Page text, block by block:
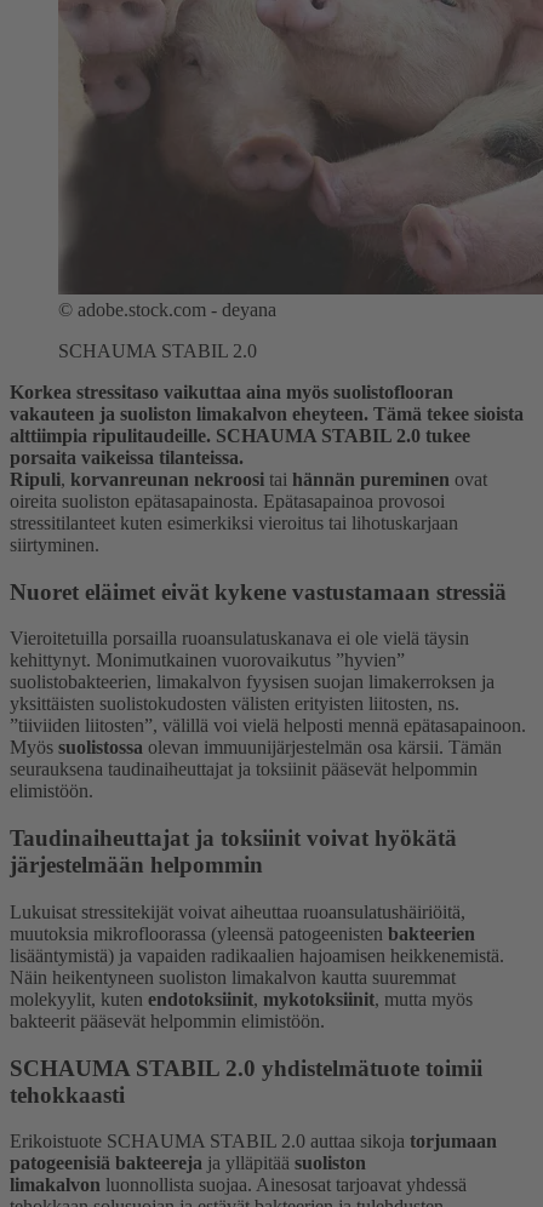
© adobe.stock.com - deyana
SCHAUMA STABIL 2.0
Korkea stressitaso vaikuttaa aina myös suolistoflooran
vakauteen ja suoliston limakalvon eheyteen. Tämä tekee sioista
alttiimpia ripulitaudeille. SCHAUMA STABIL 2.0 tukee
porsaita vaikeissa tilanteissa.
Ripuli, korvanreunan nekroosi tai hännän pureminen ovat
oireita suoliston epätasapainosta. Epätasapainoa provosoi
stressitilanteet kuten esimerkiksi vieroitus tai lihotuskarjaan
siirtyminen.
Nuoret eläimet eivät kykene vastustamaan stressiä
Vieroitetuilla porsailla ruoansulatuskanava ei ole vielä täysin
kehittynyt. Monimutkainen vuorovaikutus ”hyvien”
suolistobakteerien, limakalvon fyysisen suojan limakerroksen ja
yksittäisten suolistokudosten välisten erityisten liitosten, ns.
”tiiviiden liitosten”, välillä voi vielä helposti mennä epätasapainoon.
Myös suolistossa olevan immuunijärjestelmän osa kärsii. Tämän
seurauksena taudinaiheuttajat ja toksiinit pääsevät helpommin
elimistöön.
Taudinaiheuttajat ja toksiinit voivat hyökätä
järjestelmään helpommin
Lukuisat stressitekijät voivat aiheuttaa ruoansulatushäiriöitä,
muutoksia mikrofloorassa (yleensä patogeenisten bakteerien
lisääntymistä) ja vapaiden radikaalien hajoamisen heikkenemistä.
Näin heikentyneen suoliston limakalvon kautta suuremmat
molekyylit, kuten endotoksiinit, mykotoksiinit, mutta myös
bakteerit pääsevät helpommin elimistöön.
SCHAUMA STABIL 2.0 yhdistelmätuote toimii
tehokkaasti
Erikoistuote SCHAUMA STABIL 2.0 auttaa sikoja torjumaan
patogeenisiä bakteereja ja ylläpitää suoliston
limakalvon luonnollista suojaa. Ainesosat tarjoavat yhdessä